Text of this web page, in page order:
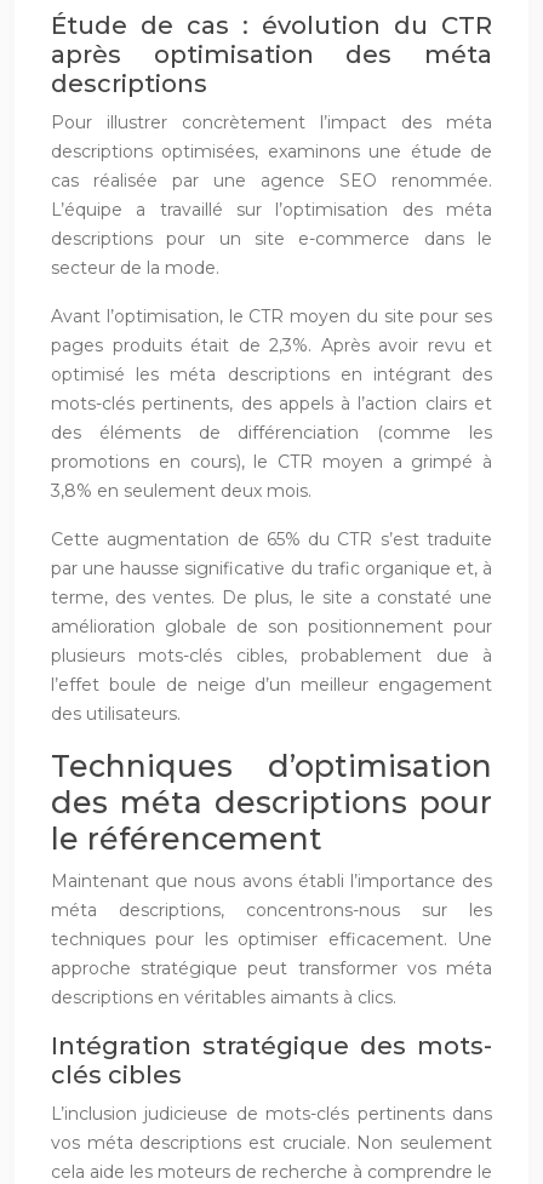
Étude de cas : évolution du CTR
après optimisation des méta
descriptions
Pour illustrer concrètement l’impact des méta
descriptions optimisées, examinons une étude de
cas réalisée par une agence SEO renommée.
L’équipe a travaillé sur l’optimisation des méta
descriptions pour un site e-commerce dans le
secteur de la mode.
Avant l’optimisation, le CTR moyen du site pour ses
pages produits était de 2,3%. Après avoir revu et
optimisé les méta descriptions en intégrant des
mots-clés pertinents, des appels à l’action clairs et
des éléments de différenciation (comme les
promotions en cours), le CTR moyen a grimpé à
3,8% en seulement deux mois.
Cette augmentation de 65% du CTR s’est traduite
par une hausse significative du trafic organique et, à
terme, des ventes. De plus, le site a constaté une
amélioration globale de son positionnement pour
plusieurs mots-clés cibles, probablement due à
l’effet boule de neige d’un meilleur engagement
des utilisateurs.
Techniques d’optimisation
des méta descriptions pour
le référencement
Maintenant que nous avons établi l’importance des
méta descriptions, concentrons-nous sur les
techniques pour les optimiser efficacement. Une
approche stratégique peut transformer vos méta
descriptions en véritables aimants à clics.
Intégration stratégique des mots-
clés cibles
L’inclusion judicieuse de mots-clés pertinents dans
vos méta descriptions est cruciale. Non seulement
cela aide les moteurs de recherche à comprendre le